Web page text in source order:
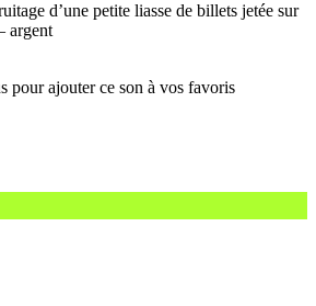
d’une petite liasse de billets jetée sur
argent